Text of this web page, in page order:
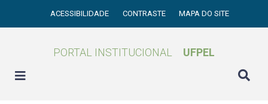
ACESSIBILIDADE CONTRASTE MAPA DO SITE
PORTAL INSTITUCIONAL UFPEL